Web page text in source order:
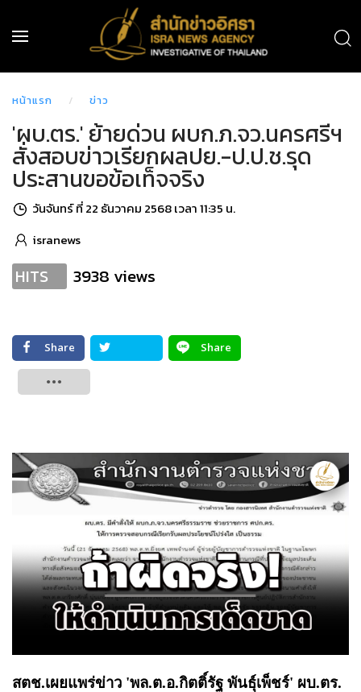
หน้าแรก ข่าว
'ผบ.ตร.' ย้ายด่วน ผบก.ภ.จว.นครศรีฯ
สั่งสอบข่าวเรียกผลปย.-ป.ป.ช.รุด
ประสานขอข้อเท็จจริง
วันจันทร์ ที่ 22 ธันวาคม 2568 เวลา 11:35 น.
isranews
HITS 3938 views
Share
Share
สตช.เผยแพร่ข่าว 'พล.ต.อ.กิตติ์รัฐ พันธุ์เพ็ชร์' ผบ.ตร.